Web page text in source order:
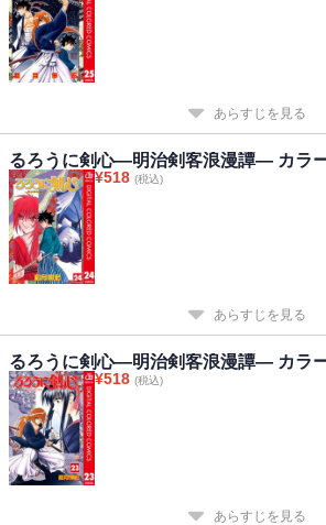
あらすじを見る
るろうに剣心―明治剣客浪漫譚― カラ
¥518 (税込)
あらすじを見る
るろうに剣心―明治剣客浪漫譚― カラ
¥518 (税込)
あらすじを見る